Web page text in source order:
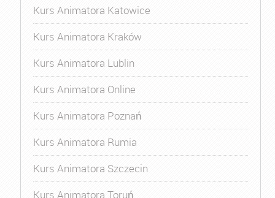
Kurs Animatora Katowice
Kurs Animatora Kraków
Kurs Animatora Lublin
Kurs Animatora Online
Kurs Animatora Poznań
Kurs Animatora Rumia
Kurs Animatora Szczecin
Kurs Animatora Toruń